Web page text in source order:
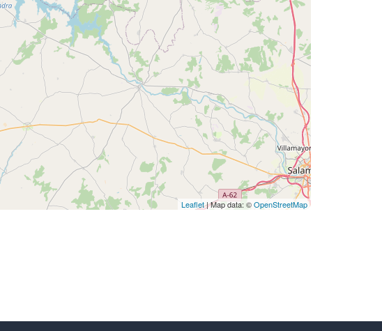
Leaflet| Map data: ©OpenStreetMap